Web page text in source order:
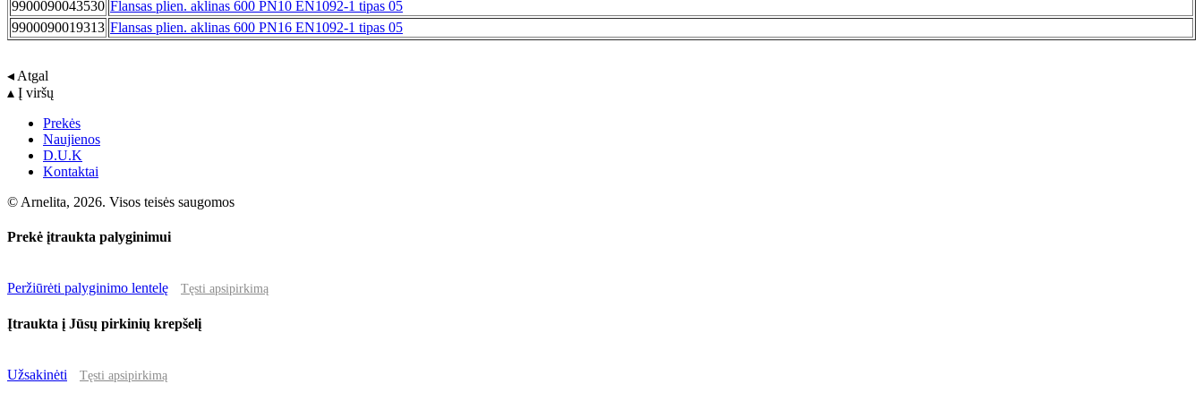
9900090043530 Flansas plien. aklinas 600 PN10 EN1092-1 tipas 05
9900090019313 Flansas plien. aklinas 600 PN16 EN1092-1 tipas 05
◂ Atgal
▴ Į viršų
Prekės
Naujienos
D.U.K
Kontaktai
© Arnelita, 2026. Visos teisės saugomos
Prekė įtraukta palyginimui
Peržiūrėti palyginimo lentelę Tęsti apsipirkimą
Įtraukta į Jūsų pirkinių krepšelį
Užsakinėti Tęsti apsipirkimą